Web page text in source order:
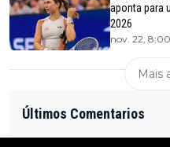
aponta para
2026
nov. 22, 8:00
Mais
Últimos Comentarios